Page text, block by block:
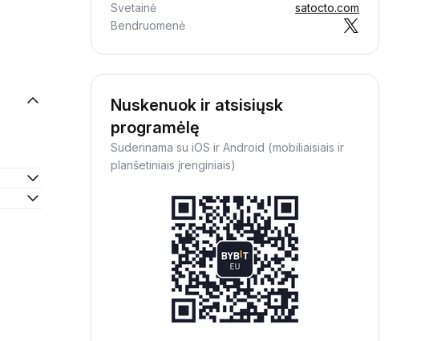
Svetainė
satocto.com
Bendruomenė
Nuskenuok ir atsisiųsk
programėlę
Suderinama su iOS ir Android (mobiliaisiais ir
planšetiniais įrenginiais)